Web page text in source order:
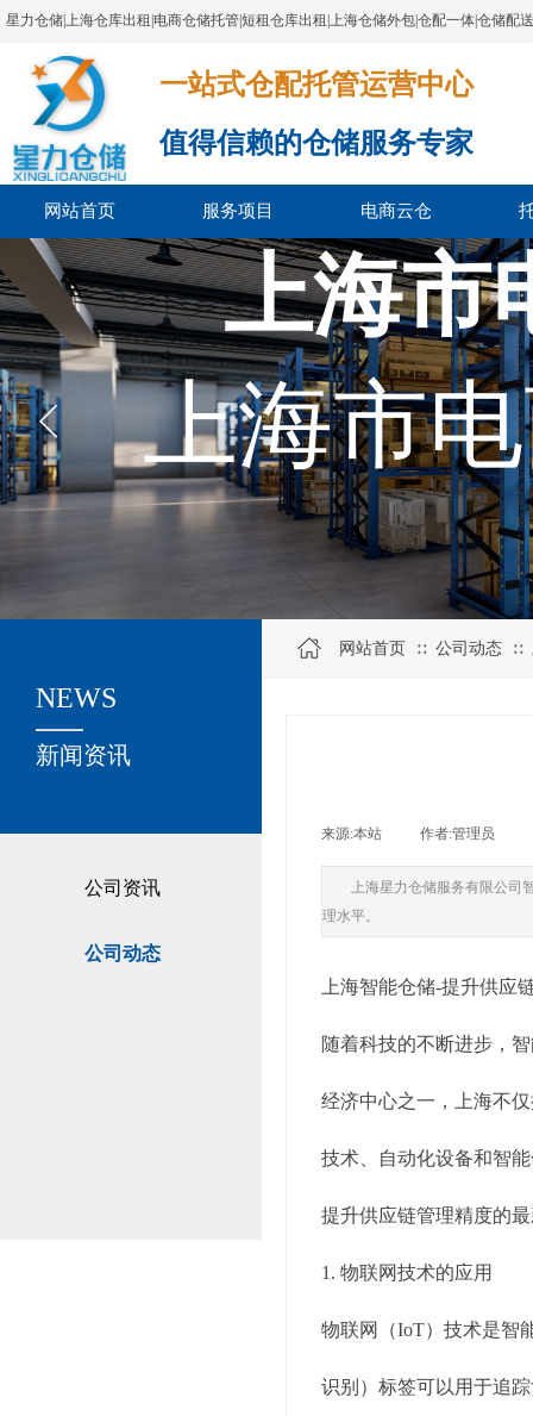
星力仓储|上海仓库出租|电商仓储托管|短租仓库出租|上海仓储外包|仓配一体|仓储配
一站式仓配托管运营中心​​​​​​​​​​​​​​​​​
值得信赖的仓储服务专家
网站首页 服务项目 电商云仓
上海市
上海市
公司资讯
公司动态
关于我们
新闻资讯
NEWS
网站首页 ∷ 公司动态 ∷
来源:本站 作者:管理员
上海星力仓储服务有限公
理水平。
上海智能仓储-提升供应
随着科技的不断进步，
经济中心之一，上海不
技术、自动化设备和智
提升供应链管理精度的
1. 物联网技术的应用
物联网（IoT）技术是智
识别）标签可以用于追